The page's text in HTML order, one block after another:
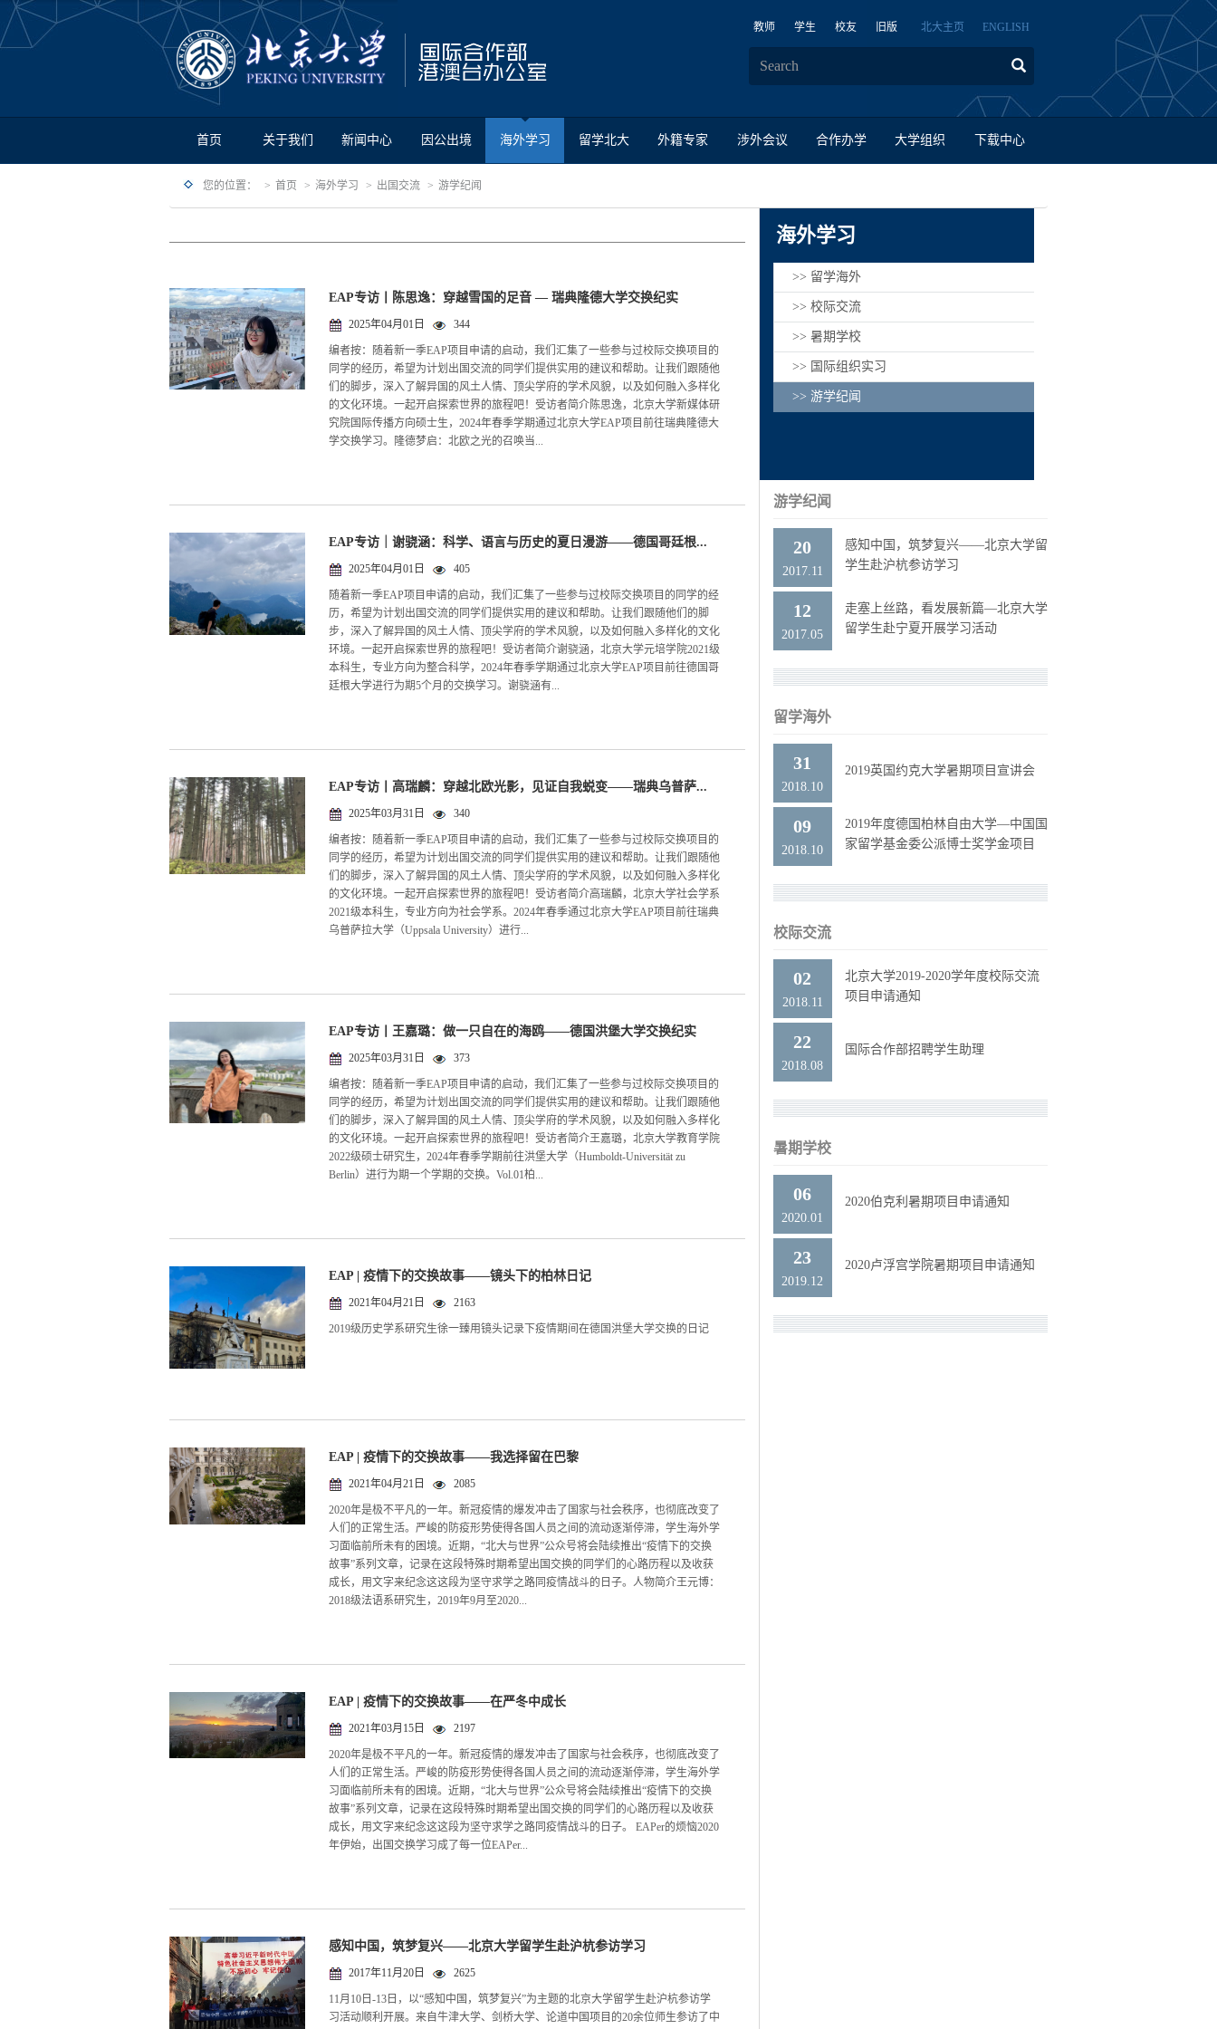
教师 学生 校友 旧版 北大主页 ENGLISH
首页 关于我们 新闻中心 因公出境 海外学习 留学北大 外籍专家 涉外会议 合作办学 大学组织 下载中心
您的位置： 首页 海外学习 出国交流 游学纪闻
海外学习
>> 留学海外
>> 校际交流
>> 暑期学校
>> 国际组织实习
>> 游学纪闻
游学纪闻
20
2017.11
感知中国，筑梦复兴——北京大学留
学生赴沪杭参访学习
12
2017.05
走塞上丝路，看发展新篇—北京大学
留学生赴宁夏开展学习活动
留学海外
31
2018.10
2019英国约克大学暑期项目宣讲会
09
2018.10
2019年度德国柏林自由大学—中国国
家留学基金委公派博士奖学金项目
校际交流
02
2018.11
北京大学2019-2020学年度校际交流
项目申请通知
22
2018.08
国际合作部招聘学生助理
暑期学校
06
2020.01
2020伯克利暑期项目申请通知
23
2019.12
2020卢浮宫学院暑期项目申请通知
EAP专访丨陈思逸：穿越雪国的足音 — 瑞典隆德大学交换纪实
2025年04月01日 344
编者按：随着新一季EAP项目申请的启动，我们汇集了一些参与过校际交换项目的
同学的经历，希望为计划出国交流的同学们提供实用的建议和帮助。让我们跟随他
们的脚步，深入了解异国的风土人情、顶尖学府的学术风貌，以及如何融入多样化
的文化环境。一起开启探索世界的旅程吧！受访者简介陈思逸，北京大学新媒体研
究院国际传播方向硕士生，2024年春季学期通过北京大学EAP项目前往瑞典隆德大
学交换学习。隆德梦启：北欧之光的召唤当...
EAP专访｜谢骁涵：科学、语言与历史的夏日漫游——德国哥廷根...
2025年04月01日 405
随着新一季EAP项目申请的启动，我们汇集了一些参与过校际交换项目的同学的经
历，希望为计划出国交流的同学们提供实用的建议和帮助。让我们跟随他们的脚
步，深入了解异国的风土人情、顶尖学府的学术风貌，以及如何融入多样化的文化
环境。一起开启探索世界的旅程吧！受访者简介谢骁涵，北京大学元培学院2021级
本科生，专业方向为整合科学，2024年春季学期通过北京大学EAP项目前往德国哥
廷根大学进行为期5个月的交换学习。谢骁涵有...
EAP专访丨高瑞麟：穿越北欧光影，见证自我蜕变——瑞典乌普萨...
2025年03月31日 340
编者按：随着新一季EAP项目申请的启动，我们汇集了一些参与过校际交换项目的
同学的经历，希望为计划出国交流的同学们提供实用的建议和帮助。让我们跟随他
们的脚步，深入了解异国的风土人情、顶尖学府的学术风貌，以及如何融入多样化
的文化环境。一起开启探索世界的旅程吧！受访者简介高瑞麟，北京大学社会学系
2021级本科生，专业方向为社会学系。2024年春季通过北京大学EAP项目前往瑞典
乌普萨拉大学（Uppsala University）进行...
EAP专访丨王嘉璐：做一只自在的海鸥——德国洪堡大学交换纪实
2025年03月31日 373
编者按：随着新一季EAP项目申请的启动，我们汇集了一些参与过校际交换项目的
同学的经历，希望为计划出国交流的同学们提供实用的建议和帮助。让我们跟随他
们的脚步，深入了解异国的风土人情、顶尖学府的学术风貌，以及如何融入多样化
的文化环境。一起开启探索世界的旅程吧！受访者简介王嘉璐，北京大学教育学院
2022级硕士研究生，2024年春季学期前往洪堡大学（Humboldt-Universität zu
Berlin）进行为期一个学期的交换。Vol.01柏...
EAP | 疫情下的交换故事——镜头下的柏林日记
2021年04月21日 2163
2019级历史学系研究生徐一臻用镜头记录下疫情期间在德国洪堡大学交换的日记
EAP | 疫情下的交换故事——我选择留在巴黎
2021年04月21日 2085
2020年是极不平凡的一年。新冠疫情的爆发冲击了国家与社会秩序，也彻底改变了
人们的正常生活。严峻的防疫形势使得各国人员之间的流动逐渐停滞，学生海外学
习面临前所未有的困境。近期，“北大与世界”公众号将会陆续推出“疫情下的交换
故事”系列文章，记录在这段特殊时期希望出国交换的同学们的心路历程以及收获
成长，用文字来纪念这这段为坚守求学之路同疫情战斗的日子。人物简介王元博：
2018级法语系研究生，2019年9月至2020...
EAP | 疫情下的交换故事——在严冬中成长
2021年03月15日 2197
2020年是极不平凡的一年。新冠疫情的爆发冲击了国家与社会秩序，也彻底改变了
人们的正常生活。严峻的防疫形势使得各国人员之间的流动逐渐停滞，学生海外学
习面临前所未有的困境。近期，“北大与世界”公众号将会陆续推出“疫情下的交换
故事”系列文章，记录在这段特殊时期希望出国交换的同学们的心路历程以及收获
成长，用文字来纪念这这段为坚守求学之路同疫情战斗的日子。 EAPer的烦恼2020
年伊始，出国交换学习成了每一位EAPer...
感知中国，筑梦复兴——北京大学留学生赴沪杭参访学习
2017年11月20日 2625
11月10日-13日，以“感知中国，筑梦复兴”为主题的北京大学留学生赴沪杭参访学
习活动顺利开展。来自牛津大学、剑桥大学、论道中国项目的20余位师生参访了中